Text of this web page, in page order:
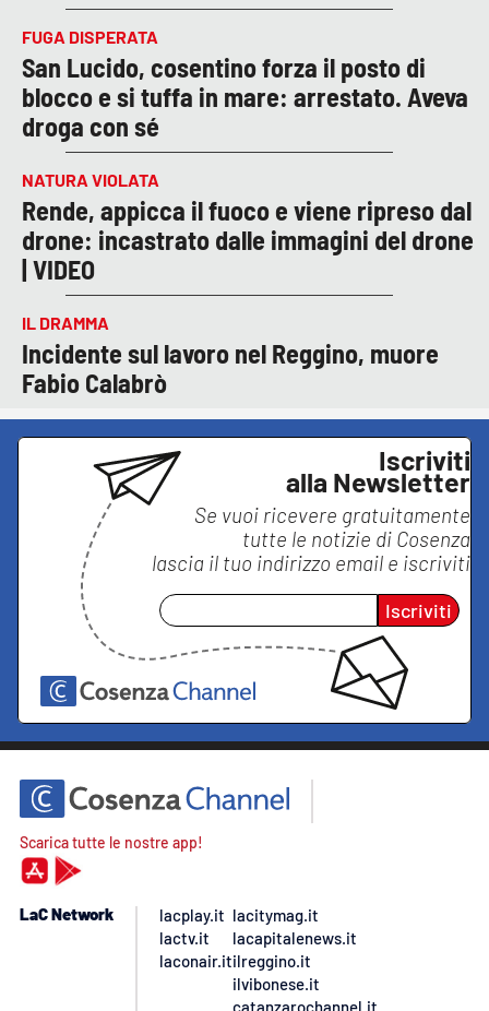
FUGA DISPERATA
San Lucido, cosentino forza il posto di
blocco e si tuffa in mare: arrestato. Aveva
droga con sé
NATURA VIOLATA
Rende, appicca il fuoco e viene ripreso dal
drone: incastrato dalle immagini del drone
| VIDEO
IL DRAMMA
Incidente sul lavoro nel Reggino, muore
Fabio Calabrò
Iscriviti
alla Newsletter
Se vuoi ricevere gratuitamente
tutte le notizie di Cosenza
lascia il tuo indirizzo email e iscriviti
Iscriviti
Scarica tutte le nostre app!
LaC Network
lacplay.it
lactv.it
laconair.it
lacitymag.it
lacapitalenews.it
ilreggino.it
ilvibonese.it
catanzarochannel.it